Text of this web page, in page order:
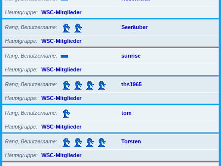
Hauptgruppe WSC-Mitglieder
Rang, Benutzername Seeräuber
Hauptgruppe WSC-Mitglieder
Rang, Benutzername sunrise
Hauptgruppe WSC-Mitglieder
Rang, Benutzername ths1965
Hauptgruppe WSC-Mitglieder
Rang, Benutzername tom
Hauptgruppe WSC-Mitglieder
Rang, Benutzername Torsten
Hauptgruppe WSC-Mitglieder